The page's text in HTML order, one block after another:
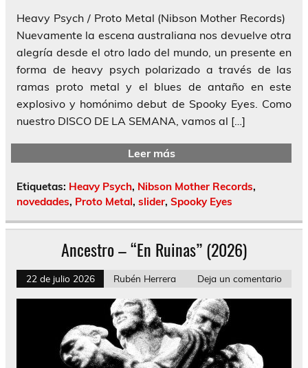
Heavy Psych / Proto Metal (Nibson Mother Records)
Nuevamente la escena australiana nos devuelve otra
alegría desde el otro lado del mundo, un presente en
forma de heavy psych polarizado a través de las
ramas proto metal y el blues de antaño en este
explosivo y homónimo debut de Spooky Eyes. Como
nuestro DISCO DE LA SEMANA, vamos al […]
Leer más
Etiquetas: Heavy Psych, Nibson Mother Records,
novedades, Proto Metal, slider, Spooky Eyes
Ancestro – “En Ruinas” (2026)
22 de julio 2026 Rubén Herrera Deja un comentario